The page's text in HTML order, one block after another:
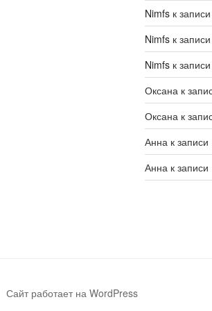
Nimfsк
Nimfsк
Nimfsк
Оксанак
Оксанак
Аннак записи
Аннак записи
Сайт работает на WordPress